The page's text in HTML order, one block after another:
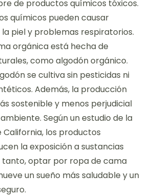
de productos químicos tóxicos.
químicos pueden causar
piel y problemas respiratorios.
orgánica está hecha de
como algodón orgánico.
se cultiva sin pesticidas ni
Además, la producción
sostenible y menos perjudicial
Según un estudio de la
California, los productos
la exposición a sustancias
tanto, optar por ropa de cama
un sueño más saludable y un